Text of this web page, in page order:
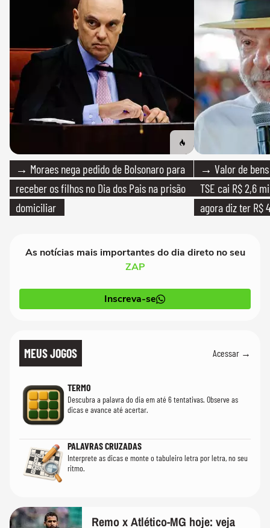
→ Moraes nega pedido de Bolsonaro para
receber os filhos no Dia dos Pais na prisão
domiciliar
→ Valor de
TSE cai R$ 2,6
agora diz ter R$
As notícias mais importantes do dia direto no seu
ZAP
Inscreva-se
MEUS JOGOS Acessar →
TERMO
Descubra a palavra do dia em até 6 tentativas. Observe as
dicas e avance até acertar.
PALAVRAS CRUZADAS
Interprete as dicas e monte o tabuleiro letra por letra, no seu
ritmo.
Remo x Atlético-MG hoje: veja